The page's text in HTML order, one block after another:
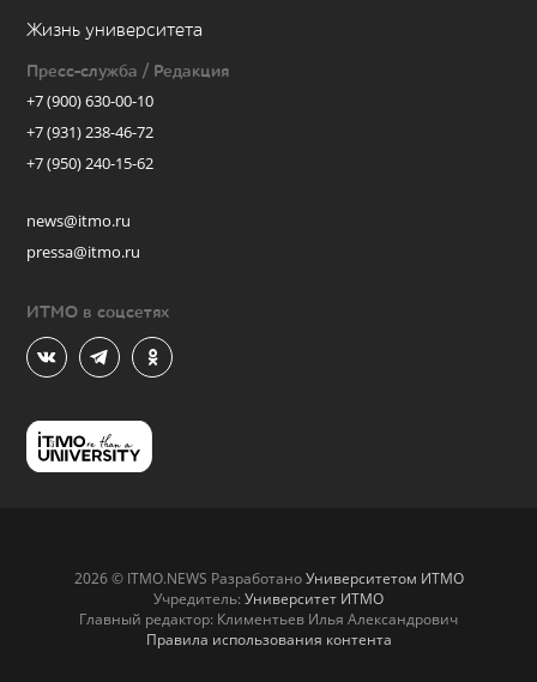
Жизнь университета
Пресс-служба / Редакция
+7 (900) 630-00-10
+7 (931) 238-46-72
+7 (950) 240-15-62
news@itmo.ru
pressa@itmo.ru
ИТМО в соцсетях
2026 © ITMO.NEWS РазработаноУниверситетом ИТМО
Учредитель: Университет ИТМО
Главный редактор: Климентьев Илья Александрович
Правила использования контента